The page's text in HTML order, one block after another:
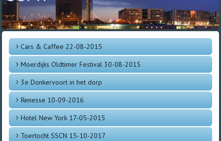
Cars & Caffee 22-08-2015
Moerdijks Oldtimer Festival 30-08-2015
3e Donkervoort in het dorp
Renesse 10-09-2016
Hotel New York 17-05-2015
Toertocht SSCN 15-10-2017